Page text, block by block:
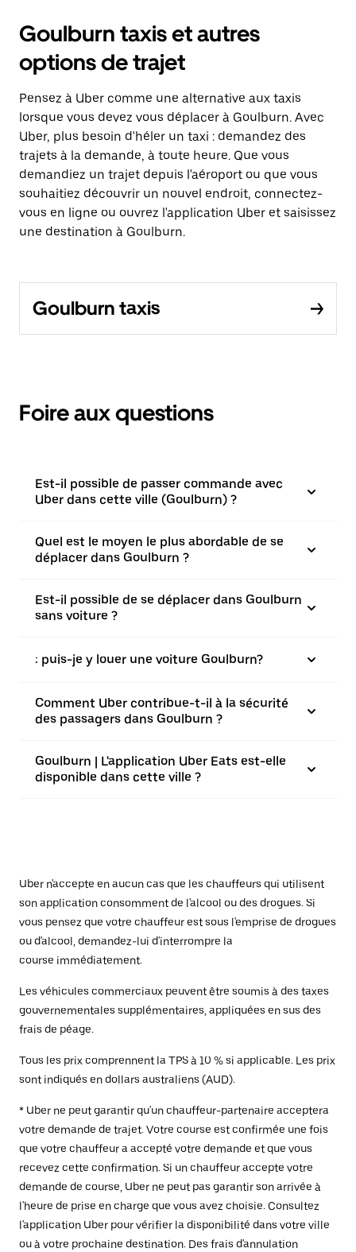
Goulburn taxis et autres
options de trajet
Pensez à Uber comme une alternative aux taxis
lorsque vous devez vous déplacer à Goulburn. Avec
Uber, plus besoin d'héler un taxi : demandez des
trajets à la demande, à toute heure. Que vous
demandiez un trajet depuis l'aéroport ou que vous
souhaitiez découvrir un nouvel endroit, connectez-
vous en ligne ou ouvrez l'application Uber et saisissez
une destination à Goulburn.
Goulburn taxis
Foire aux questions
Est-il possible de passer commande avec
Uber dans cette ville (Goulburn) ?
Quel est le moyen le plus abordable de se
déplacer dans Goulburn ?
Est-il possible de se déplacer dans Goulburn
sans voiture ?
: puis-je y louer une voiture Goulburn?
Comment Uber contribue-t-il à la sécurité
des passagers dans Goulburn ?
Goulburn | L'application Uber Eats est-elle
disponible dans cette ville ?
Uber n'accepte en aucun cas que les chauffeurs qui utilisent
son application consomment de l'alcool ou des drogues. Si
vous pensez que votre chauffeur est sous l'emprise de drogues
ou d'alcool, demandez-lui d'interrompre la
course immédiatement.
Les véhicules commerciaux peuvent être soumis à des taxes
gouvernementales supplémentaires, appliquées en sus des
frais de péage.
Tous les prix comprennent la TPS à 10 % si applicable. Les prix
sont indiqués en dollars australiens (AUD).
* Uber ne peut garantir qu'un chauffeur-partenaire acceptera
votre demande de trajet. Votre course est confirmée une fois
que votre chauffeur a accepté votre demande et que vous
recevez cette confirmation. Si un chauffeur accepte votre
demande de course, Uber ne peut pas garantir son arrivée à
l'heure de prise en charge que vous avez choisie. Consultez
l'application Uber pour vérifier la disponibilité dans votre ville
ou à votre prochaine destination. Des frais d'annulation